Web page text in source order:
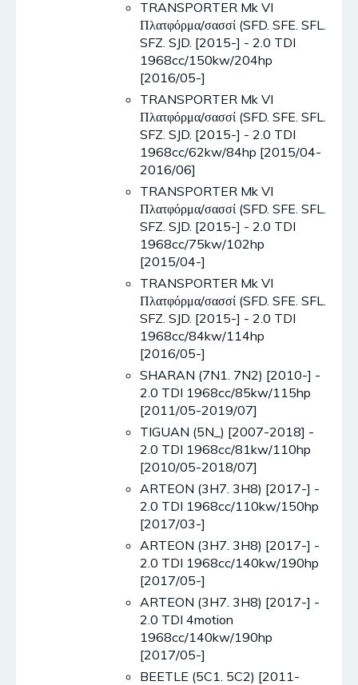
TRANSPORTER Mk VI
Πλατφόρμα/σασσί (SFD. SFE. SFL.
SFZ. SJD. [2015-] - 2.0 TDI
1968cc/150kw/204hp
[2016/05-]
TRANSPORTER Mk VI
Πλατφόρμα/σασσί (SFD. SFE. SFL.
SFZ. SJD. [2015-] - 2.0 TDI
1968cc/62kw/84hp [2015/04-
2016/06]
TRANSPORTER Mk VI
Πλατφόρμα/σασσί (SFD. SFE. SFL.
SFZ. SJD. [2015-] - 2.0 TDI
1968cc/75kw/102hp
[2015/04-]
TRANSPORTER Mk VI
Πλατφόρμα/σασσί (SFD. SFE. SFL.
SFZ. SJD. [2015-] - 2.0 TDI
1968cc/84kw/114hp
[2016/05-]
SHARAN (7N1. 7N2) [2010-] -
2.0 TDI 1968cc/85kw/115hp
[2011/05-2019/07]
TIGUAN (5N_) [2007-2018] -
2.0 TDI 1968cc/81kw/110hp
[2010/05-2018/07]
ARTEON (3H7. 3H8) [2017-] -
2.0 TDI 1968cc/110kw/150hp
[2017/03-]
ARTEON (3H7. 3H8) [2017-] -
2.0 TDI 1968cc/140kw/190hp
[2017/05-]
ARTEON (3H7. 3H8) [2017-] -
2.0 TDI 4motion
1968cc/140kw/190hp
[2017/05-]
BEETLE (5C1. 5C2) [2011-